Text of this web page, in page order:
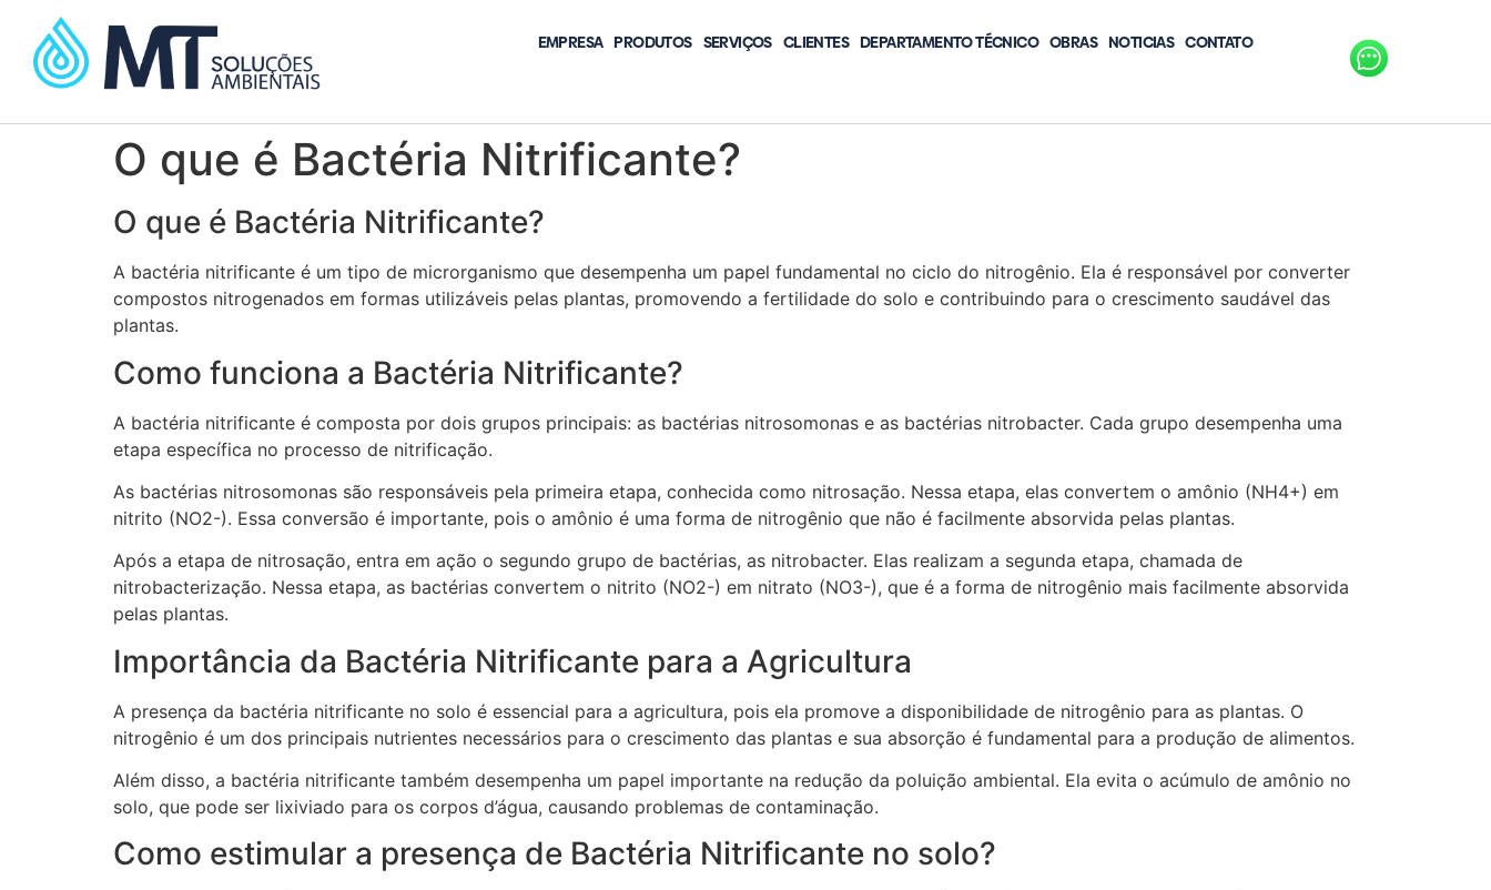
EMPRESA PRODUTOS SERVIÇOS CLIENTES DEPARTAMENTO TÉCNICO OBRAS NOTICIAS CONTATO
O que é Bactéria Nitrificante?
O que é Bactéria Nitrificante?
A bactéria nitrificante é um tipo de microrganismo que desempenha um papel fundamental no ciclo do nitrogênio. Ela é responsável por converter
compostos nitrogenados em formas utilizáveis pelas plantas, promovendo a fertilidade do solo e contribuindo para o crescimento saudável das
plantas.
Como funciona a Bactéria Nitrificante?
A bactéria nitrificante é composta por dois grupos principais: as bactérias nitrosomonas e as bactérias nitrobacter. Cada grupo desempenha uma
etapa específica no processo de nitrificação.
As bactérias nitrosomonas são responsáveis pela primeira etapa, conhecida como nitrosação. Nessa etapa, elas convertem o amônio (NH4+) em
nitrito (NO2-). Essa conversão é importante, pois o amônio é uma forma de nitrogênio que não é facilmente absorvida pelas plantas.
Após a etapa de nitrosação, entra em ação o segundo grupo de bactérias, as nitrobacter. Elas realizam a segunda etapa, chamada de
nitrobacterização. Nessa etapa, as bactérias convertem o nitrito (NO2-) em nitrato (NO3-), que é a forma de nitrogênio mais facilmente absorvida
pelas plantas.
Importância da Bactéria Nitrificante para a Agricultura
A presença da bactéria nitrificante no solo é essencial para a agricultura, pois ela promove a disponibilidade de nitrogênio para as plantas. O
nitrogênio é um dos principais nutrientes necessários para o crescimento das plantas e sua absorção é fundamental para a produção de alimentos.
Além disso, a bactéria nitrificante também desempenha um papel importante na redução da poluição ambiental. Ela evita o acúmulo de amônio no
solo, que pode ser lixiviado para os corpos d’água, causando problemas de contaminação.
Como estimular a presença de Bactéria Nitrificante no solo?